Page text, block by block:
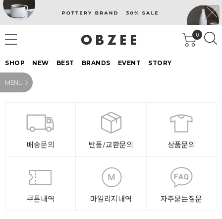
0
SHOP NEW BEST BRANDS EVENT STORY
MENU
배송문의 반품/교환문의 상품문의
쿠폰내역 마일리지내역 자주묻는질문